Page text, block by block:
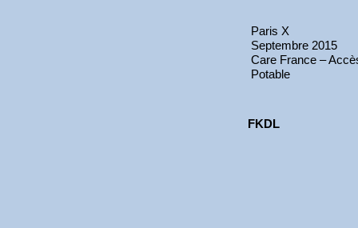
Paris X
Septembre 2015
Care France –
Potable
FKDL